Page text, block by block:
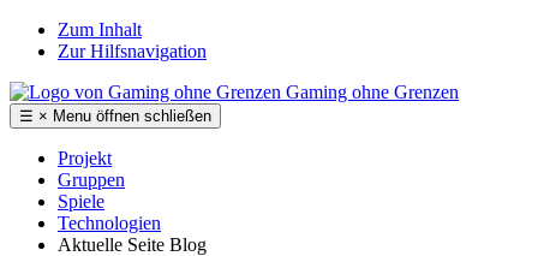
Zum Inhalt
Zur Hilfsnavigation
Gaming ohne Grenzen
☰ × Menu öffnen schließen
Projekt
Gruppen
Spiele
Technologien
Aktuelle Seite Blog